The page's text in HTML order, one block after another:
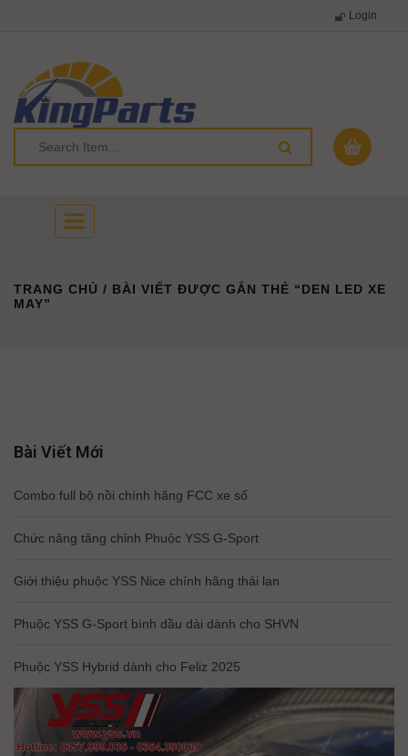
Login
Toggle
navigation
TRANG CHỦ / BÀI VIẾT ĐƯỢC GẮN THẺ “DEN LED XE
MAY”
Bài Viết Mới
Combo full bộ nồi chính hãng FCC xe số
Chức năng tăng chỉnh Phuộc YSS G-Sport
Giới thiệu phuộc YSS Nice chính hãng thái lan
Phuộc YSS G-Sport bình dầu dài dành cho SHVN
Phuộc YSS Hybrid dành cho Feliz 2025